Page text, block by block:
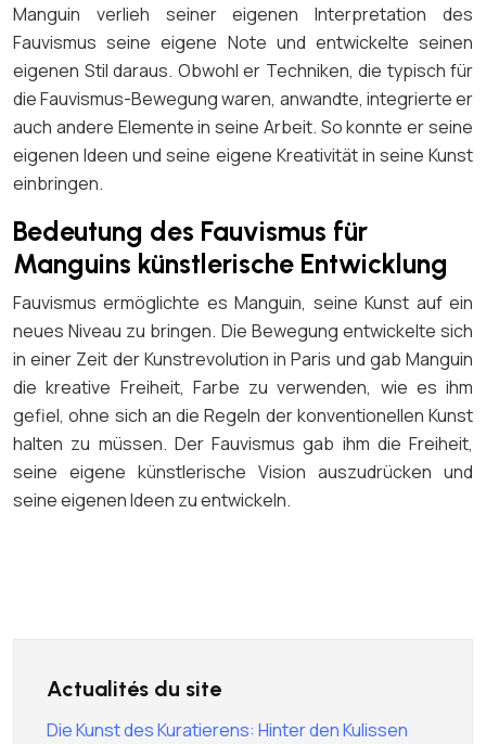
Manguin verlieh seiner eigenen Interpretation des
Fauvismus seine eigene Note und entwickelte seinen
eigenen Stil daraus. Obwohl er Techniken, die typisch für
die Fauvismus-Bewegung waren, anwandte, integrierte er
auch andere Elemente in seine Arbeit. So konnte er seine
eigenen Ideen und seine eigene Kreativität in seine Kunst
einbringen.
Bedeutung des Fauvismus für
Manguins künstlerische Entwicklung
Fauvismus ermöglichte es Manguin, seine Kunst auf ein
neues Niveau zu bringen. Die Bewegung entwickelte sich
in einer Zeit der Kunstrevolution in Paris und gab Manguin
die kreative Freiheit, Farbe zu verwenden, wie es ihm
gefiel, ohne sich an die Regeln der konventionellen Kunst
halten zu müssen. Der Fauvismus gab ihm die Freiheit,
seine eigene künstlerische Vision auszudrücken und
seine eigenen Ideen zu entwickeln.
Actualités du site
Die Kunst des Kuratierens: Hinter den Kulissen